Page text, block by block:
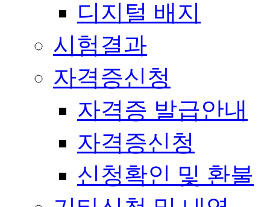
디지털 배지
시험결과
자격증신청
자격증 발급안내
자격증신청
신청확인 및 환불